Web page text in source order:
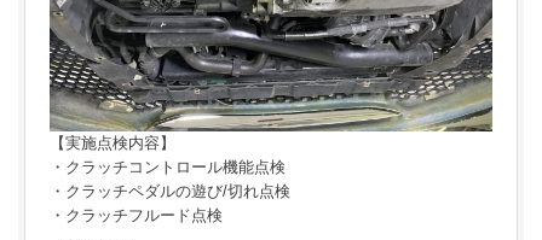
【実施点検内容】
・クラッチコントロール機能点検
・クラッチペダルの遊び/切れ点検
・クラッチフルード点検